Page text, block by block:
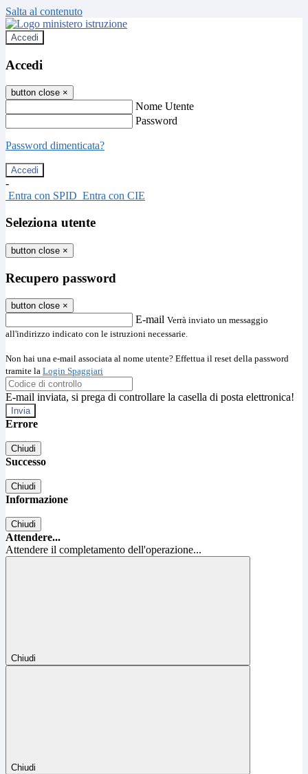
Salta al contenuto
Accedi
Accedi
button close ×
Nome Utente
Password
Password dimenticata?
-
Entra con SPID Entra con CIE
Seleziona utente
button close ×
Recupero password
button close ×
E-mail Verrà inviato un messaggio
all'indirizzo indicato con le istruzioni necessarie.
Non hai una e-mail associata al nome utente? Effettua il reset della password
tramite la Login Spaggiari
E-mail inviata, si prega di controllare la casella di posta elettronica!
Errore
Chiudi
Successo
Chiudi
Informazione
Chiudi
Attendere...
Attendere il completamento dell'operazione...
Chiudi
Chiudi